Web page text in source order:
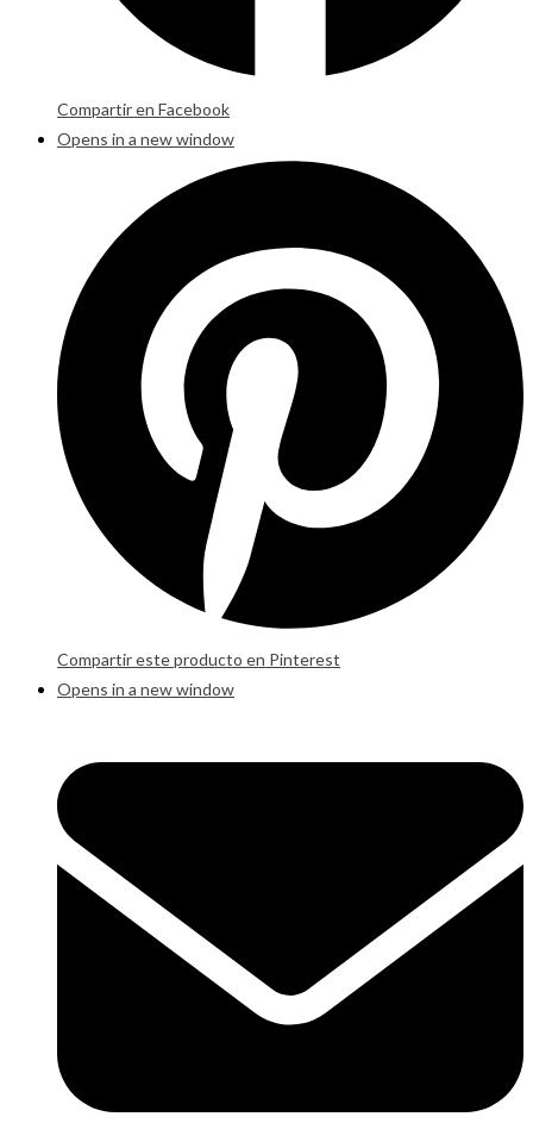
Compartir en Facebook
Opens in a new window
Compartir este producto en Pinterest
Opens in a new window